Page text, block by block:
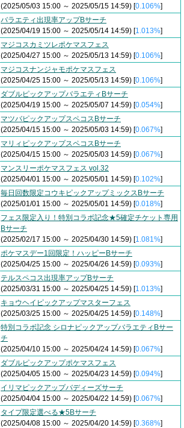
(2025/05/03 15:00 ～ 2025/05/15 14:59) [0.106%]
バラエティ出現率アップBサーチ
(2025/04/19 15:00 ～ 2025/05/14 14:59) [1.013%]
マジコスカミツレポケマスフェス
(2025/04/27 15:00 ～ 2025/05/13 14:59) [0.106%]
マジコスナンジャモポケマスフェス
(2025/04/25 15:00 ～ 2025/05/13 14:59) [0.106%]
ダブルピックアップバラエティBサーチ
(2025/04/19 15:00 ～ 2025/05/07 14:59) [0.054%]
マツバピックアップスペコスBサーチ
(2025/04/15 15:00 ～ 2025/05/03 14:59) [0.067%]
マリィピックアップスペコスBサーチ
(2025/04/15 15:00 ～ 2025/05/03 14:59) [0.067%]
マンスリーポケマスフェス vol.32
(2025/04/01 15:00 ～ 2025/05/01 14:59) [0.102%]
毎日回数限定コウキピックアップミックスBサーチ
(2025/01/01 15:00 ～ 2025/05/01 14:59) [0.018%]
フェス限定入り！特別コラボ記念★5確定チケット専用
Bサーチ
(2025/02/17 15:00 ～ 2025/04/30 14:59) [1.081%]
ポケマスデー1回限定！ハッピーBサーチ
(2025/04/25 15:00 ～ 2025/04/26 14:59) [0.093%]
テルスペコス出現率アップBサーチ
(2025/03/31 15:00 ～ 2025/04/25 14:59) [1.013%]
キョウヘイピックアップマスターフェス
(2025/03/25 15:00 ～ 2025/04/25 14:59) [0.148%]
特別コラボ記念 シロナピックアップバラエティBサー
チ
(2025/04/10 15:00 ～ 2025/04/24 14:59) [0.067%]
ダブルピックアップポケマスフェス
(2025/04/05 15:00 ～ 2025/04/23 14:59) [0.094%]
イリマピックアップバディーズサーチ
(2025/04/04 15:00 ～ 2025/04/22 14:59) [0.067%]
タイプ限定選べる★5Bサーチ
(2025/04/08 15:00 ～ 2025/04/20 14:59) [0.368%]